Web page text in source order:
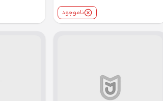
ناموجود